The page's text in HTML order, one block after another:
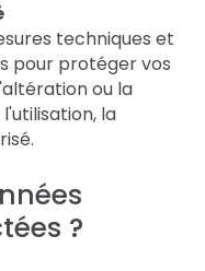
techniques et
pour protéger vos
ou la
la
?